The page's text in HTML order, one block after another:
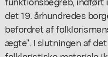
det 19. århundredes
befordret af
ægte". I slutningen af